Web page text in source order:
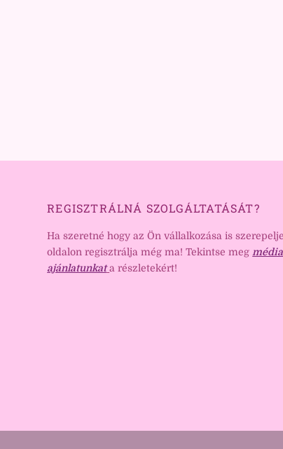
REGISZTRÁLNÁ SZOLGÁLTATÁSÁT?
Ha szeretné hogy az Ön vállalkozása is
oldalon regisztrálja még ma! Tekintse megmédia
ajánlatunkat a részletekért!